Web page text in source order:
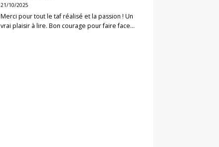
21/10/2025
Merci pour tout le taf réalisé et la passion ! Un
vrai plaisir à lire. Bon courage pour faire face…